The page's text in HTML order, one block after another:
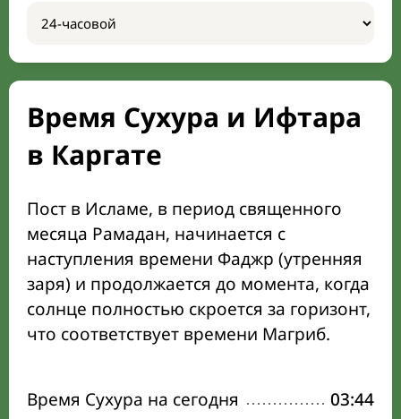
Время Сухура и Ифтара
в Каргате
Пост в Исламе, в период священного
месяца Рамадан, начинается с
наступления времени Фаджр (утренняя
заря) и продолжается до момента, когда
солнце полностью скроется за горизонт,
что соответствует времени Магриб.
Время Сухура на сегодня 03:44